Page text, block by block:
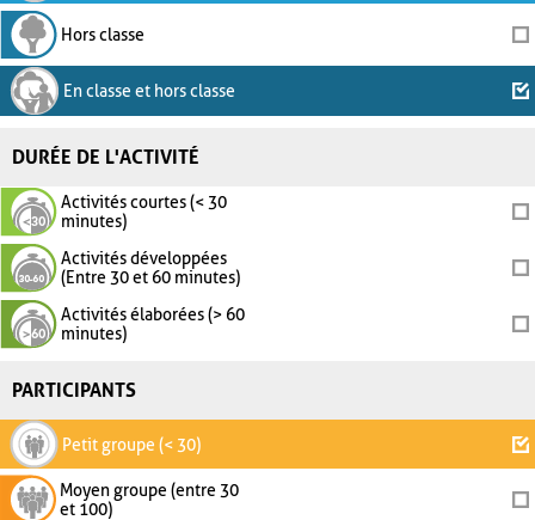
Hors classe
En classe et hors classe
DURÉE DE L'ACTIVITÉ
Activités courtes (< 30
minutes)
Activités développées
(Entre 30 et 60 minutes)
Activités élaborées (> 60
minutes)
PARTICIPANTS
Petit groupe (< 30)
Moyen groupe (entre 30
et 100)